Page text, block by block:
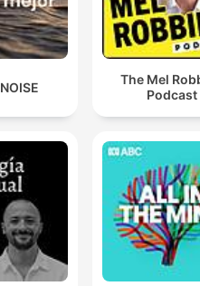
The Mel
Podcast